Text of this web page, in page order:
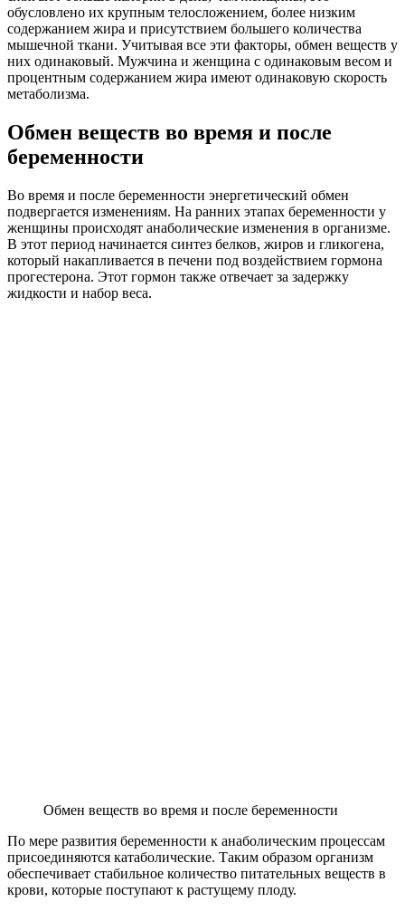
обусловлено их крупным телосложением, более низким
содержанием жира и присутствием большего количества
мышечной ткани. Учитывая все эти факторы, обмен веществ у
них одинаковый. Мужчина и женщина с одинаковым весом и
процентным содержанием жира имеют одинаковую скорость
метаболизма.
Обмен веществ во время и после
беременности
Во время и после беременности энергетический обмен
подвергается изменениям. На ранних этапах беременности у
женщины происходят анаболические изменения в организме.
В этот период начинается синтез белков, жиров и гликогена,
который накапливается в печени под воздействием гормона
прогестерона. Этот гормон также отвечает за задержку
жидкости и набор веса.
Обмен веществ во время и после беременности
По мере развития беременности к анаболическим процессам
присоединяются катаболические. Таким образом организм
обеспечивает стабильное количество питательных веществ в
крови, которые поступают к растущему плоду.